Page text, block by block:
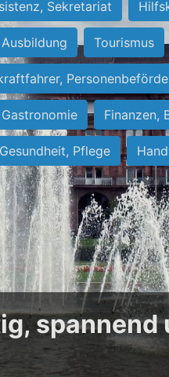
Sekretariat
Tourismus
Gastronomie Finanzen,
Pflege
spannend